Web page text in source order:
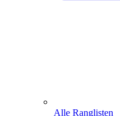
Alle Ranglisten